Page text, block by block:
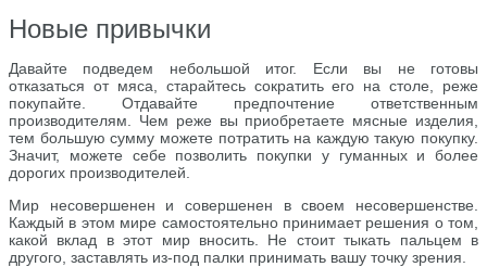
Новые привычки
Давайте подведем небольшой итог. Если вы не готовы
отказаться от мяса, старайтесь сократить его на столе, реже
покупайте. Отдавайте предпочтение ответственным
производителям. Чем реже вы приобретаете мясные изделия,
тем большую сумму можете потратить на каждую такую покупку.
Значит, можете себе позволить покупки у гуманных и более
дорогих производителей.
Мир несовершенен и совершенен в своем несовершенстве.
Каждый в этом мире самостоятельно принимает решения о том,
какой вклад в этот мир вносить. Не стоит тыкать пальцем в
другого, заставлять из-под палки принимать вашу точку зрения.